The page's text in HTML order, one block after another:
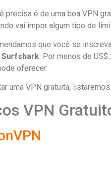
precisa é de uma boa VPN
vai impor algum tipo de
que você se
Surfshark. Por menos de
oferecer.
uma VPN gratuita,
VPN